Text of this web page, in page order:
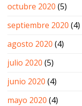
octubre 2020 (5)
septiembre 2020 (4)
agosto 2020 (4)
julio 2020 (5)
junio 2020 (4)
mayo 2020 (4)